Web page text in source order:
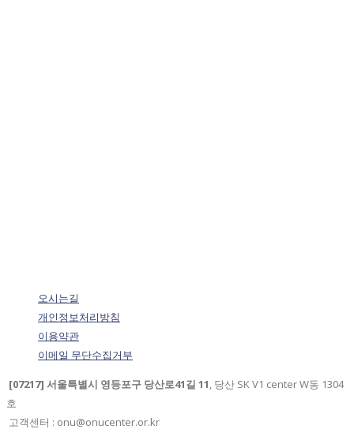
오시는길
개인정보처리방침
이용약관
이메일 무단수집거부
[07217] 서울특별시 영등포구 당산로41길 11, 당산 SK V1 center W동 1304
호
고객센터 : onu@onucenter.or.kr